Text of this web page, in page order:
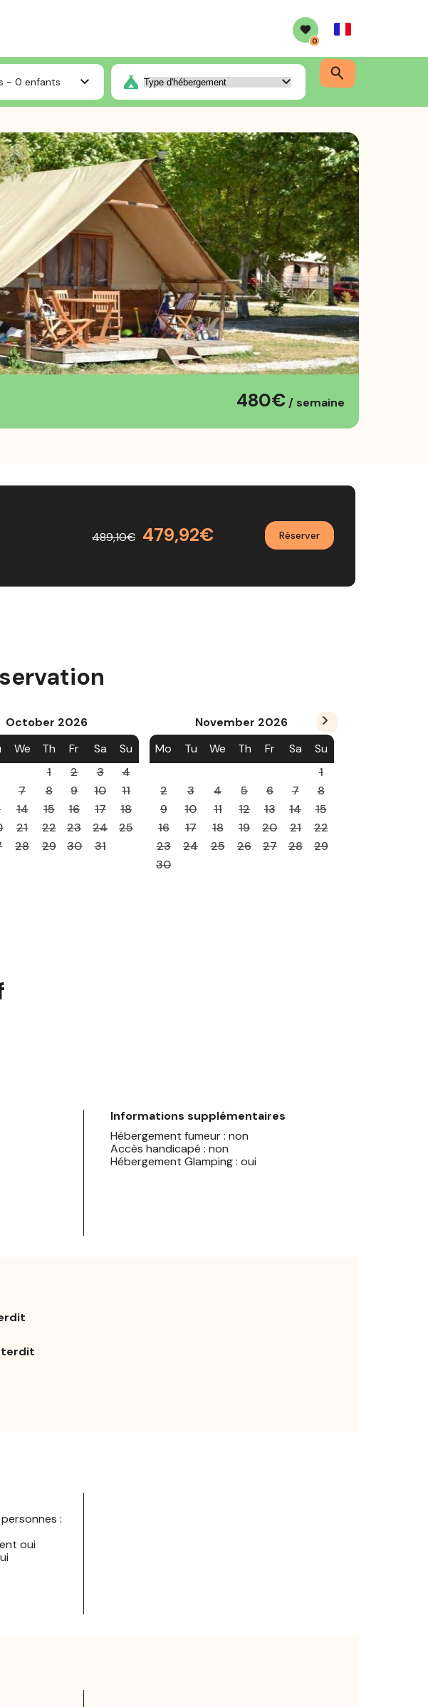
0
- 0 enfants
480€ / semaine
489,10€ 479,92€ Réserver
October 2026
We Th Fr Sa
Su
1
2 3
4
7 8 9 10
11
14 15 16 17
18
21 22 23 24
25
28 29 30 31
November 2026
Mo
Tu We Th Fr Sa
Su
1
2
3 4 5 6 7
8
9
10 11 12 13 14
15
16
17 18 19 20 21
22
23
24 25 26 27 28
29
30
Informations supplémentaires
Hébergement fumeur : non
Accès handicapé : non
Hébergement Glamping : oui
:
oui